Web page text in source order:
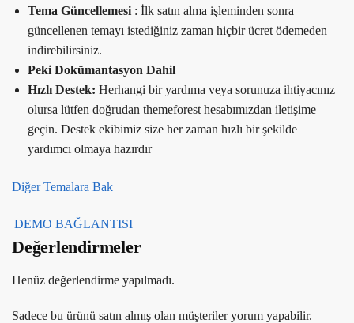
Tema Güncellemesi : İlk satın alma işleminden sonra
güncellenen temayı istediğiniz zaman hiçbir ücret ödemeden
indirebilirsiniz.
Peki Dokümantasyon Dahil
Hızlı Destek: Herhangi bir yardıma veya sorunuza ihtiyacınız
olursa lütfen doğrudan themeforest hesabımızdan iletişime
geçin. Destek ekibimiz size her zaman hızlı bir şekilde
yardımcı olmaya hazırdır
Diğer Temalara Bak
DEMO BAĞLANTISI
Değerlendirmeler
Henüz değerlendirme yapılmadı.
Sadece bu ürünü satın almış olan müşteriler yorum yapabilir.